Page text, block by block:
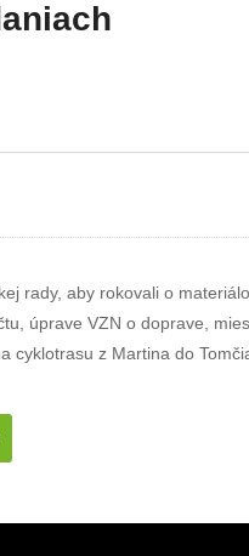
cesty
rady, aby rokovali o
úprave VZN o doprave,
cyklotrasu z Martina do